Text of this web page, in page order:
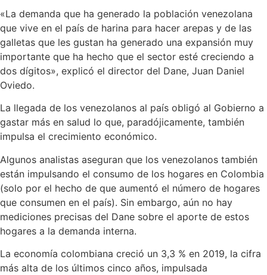
«La demanda que ha generado la población venezolana
que vive en el país de harina para hacer arepas y de las
galletas que les gustan ha generado una expansión muy
importante que ha hecho que el sector esté creciendo a
dos dígitos», explicó el director del Dane, Juan Daniel
Oviedo.
La llegada de los venezolanos al país obligó al Gobierno a
gastar más en salud lo que, paradójicamente, también
impulsa el crecimiento económico.
Algunos analistas aseguran que los venezolanos también
están impulsando el consumo de los hogares en Colombia
(solo por el hecho de que aumentó el número de hogares
que consumen en el país). Sin embargo, aún no hay
mediciones precisas del Dane sobre el aporte de estos
hogares a la demanda interna.
La economía colombiana creció un 3,3 % en 2019, la cifra
más alta de los últimos cinco años, impulsada